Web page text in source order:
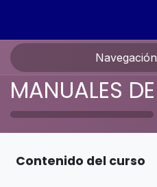
Navegación
Contenido del curso